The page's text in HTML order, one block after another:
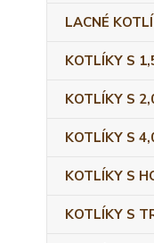
LACNÉ
KOTLÍKY S
KOTLÍKY S
KOTLÍKY S
KOTLÍKY S
KOTLÍKY S